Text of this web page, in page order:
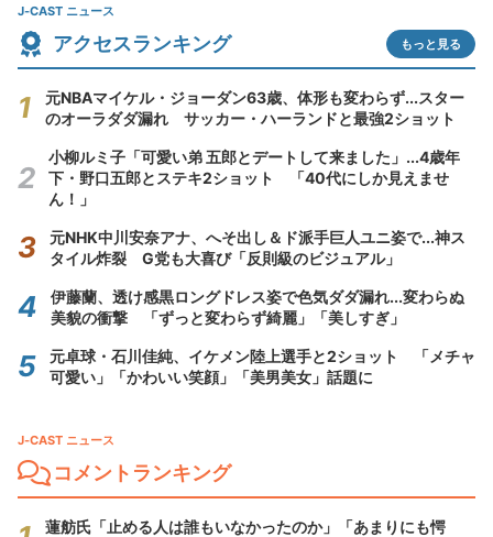
J-CAST ニュース
アクセスランキング もっと見る
元NBAマイケル・ジョーダン63歳、体形も変わらず...スター
のオーラダダ漏れ サッカー・ハーランドと最強2ショット
小柳ルミ子「可愛い弟 五郎とデートして来ました」...4歳年
下・野口五郎とステキ2ショット 「40代にしか見えませ
ん！」
元NHK中川安奈アナ、へそ出し＆ド派手巨人ユニ姿で...神ス
タイル炸裂 G党も大喜び「反則級のビジュアル」
伊藤蘭、透け感黒ロングドレス姿で色気ダダ漏れ...変わらぬ
美貌の衝撃 「ずっと変わらず綺麗」「美しすぎ」
元卓球・石川佳純、イケメン陸上選手と2ショット 「メチャ
可愛い」「かわいい笑顔」「美男美女」話題に
J-CAST ニュース
コメントランキング
蓮舫氏「止める人は誰もいなかったのか」「あまりにも愕